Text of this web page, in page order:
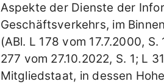
Aspekte der Dienste der
Geschäftsverkehrs, im
(ABl. L 178 vom 17.7.2000,
277 vom 27.10.2022, S. 1; L
Mitgliedstaat, in dessen